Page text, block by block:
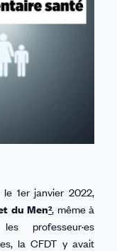
1er janvier 2022,
du Men², même à
professeur·es
la CFDT y avait